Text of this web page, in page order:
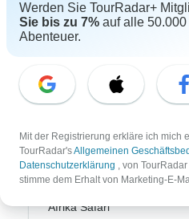
Journaway
SKR Reisen
Top Reisearten
Abenteuerreisen
Afrika Safari
Werden Sie TourRadar+
Sie bis zu 7% auf alle
Abenteuer.
Mit der Registrierung erkläre ich mich
TourRadar'sAllgemeinen
Datenschutzerklärung , von
stimme dem Erhalt von Marketing-E-